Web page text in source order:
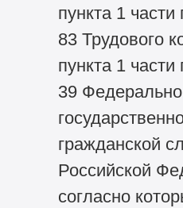
пункта 1 части
83 Трудового
пункта 1 части
39
гражданской
Российской
согласно